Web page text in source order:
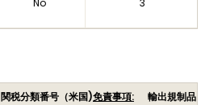
No 3
関税分類番号（米国)免責事項:
輸出規制品目番